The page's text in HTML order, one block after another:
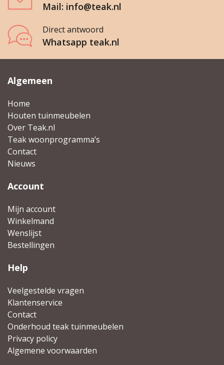
Mail: info@teak.nl
Direct antwoord
Whatsapp teak.nl
Algemeen
Home
Houten tuinmeubelen
Over Teak.nl
Teak woonprogramma’s
Contact
Nieuws
Account
Mijn account
Winkelmand
Wenslijst
Bestellingen
Help
Veelgestelde vragen
Klantenservice
Contact
Onderhoud teak tuinmeubelen
Privacy policy
Algemene voorwaarden